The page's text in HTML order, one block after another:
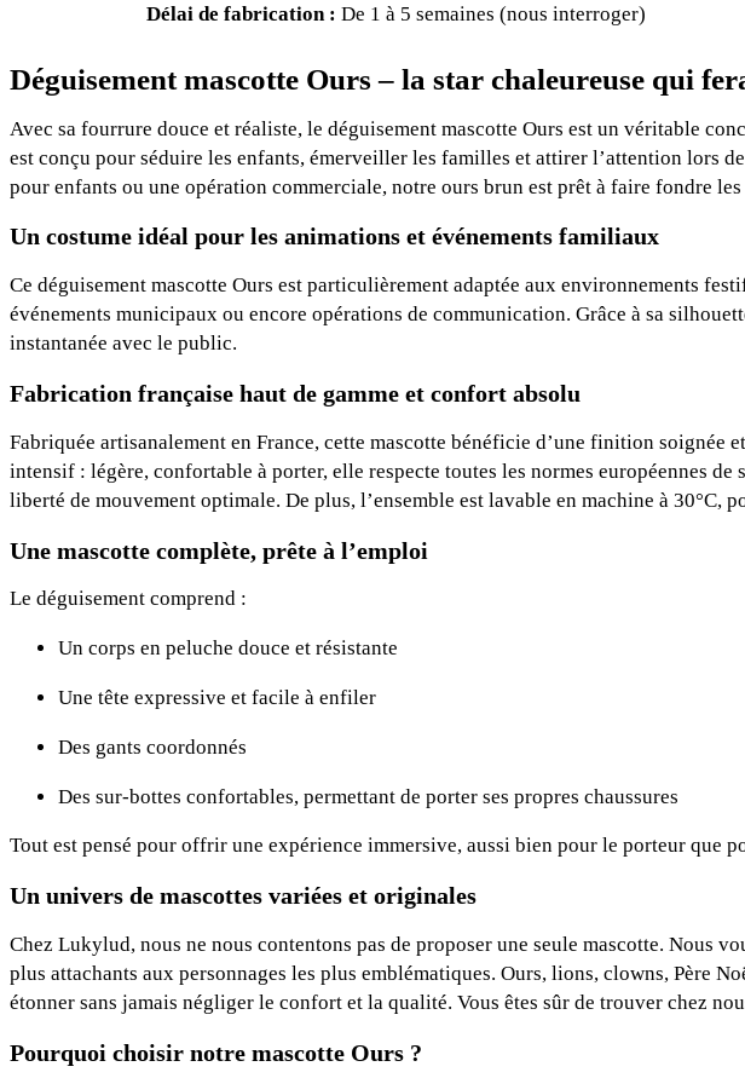
Délai de fabrication : De 1 à 5 semaines (nous interroger)
Déguisement mascotte Ours – la star chaleureuse qui
Avec sa fourrure douce et réaliste, le déguisement mascotte Ours est un véritable
est conçu pour séduire les enfants, émerveiller les familles et attirer l’attention lors
pour enfants ou une opération commerciale, notre ours brun est prêt à faire fondre
Un costume idéal pour les animations et événements familiaux
Ce déguisement mascotte Ours est particulièrement adaptée aux environnements
événements municipaux ou encore opérations de communication. Grâce à sa
instantanée avec le public.
Fabrication française haut de gamme et confort absolu
Fabriquée artisanalement en France, cette mascotte bénéficie d’une finition soignée
intensif : légère, confortable à porter, elle respecte toutes les normes européennes
liberté de mouvement optimale. De plus, l’ensemble est lavable en machine à 30°C,
Une mascotte complète, prête à l’emploi
Le déguisement comprend :
Un corps en peluche douce et résistante
Une tête expressive et facile à enfiler
Des gants coordonnés
Des sur-bottes confortables, permettant de porter ses propres chaussures
Tout est pensé pour offrir une expérience immersive, aussi bien pour le porteur que
Un univers de mascottes variées et originales
Chez Lukylud, nous ne nous contentons pas de proposer une seule mascotte. Nous
plus attachants aux personnages les plus emblématiques. Ours, lions, clowns, Père
étonner sans jamais négliger le confort et la qualité. Vous êtes sûr de trouver chez
Pourquoi choisir notre mascotte Ours ?